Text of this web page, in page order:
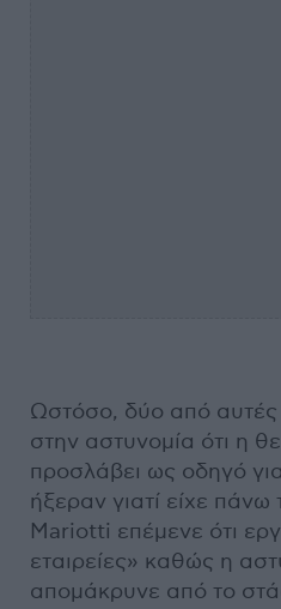
Ωστόσο, δύο από αυτές
στην αστυνομία ότι η
προσλάβει ως οδηγό
ήξεραν γιατί είχε
Mariotti επέμενε ότι
εταιρείες» καθώς η
απομάκρυνε από το